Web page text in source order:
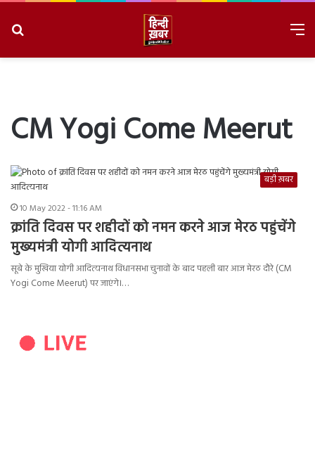
CM Yogi Come Meerut
बड़ी ख़बर
10 May 2022 - 11:16 AM
क्रांति दिवस पर शहीदों को नमन करने आज मेरठ पहुंचेंगे
मुख्यमंत्री योगी आदित्यनाथ
सूबे के मुखिया योगी आदित्यनाथ विधानसभा चुनावों के बाद पहली बार आज मेरठ दौरे (CM
Yogi Come Meerut) पर जाएंगे।…